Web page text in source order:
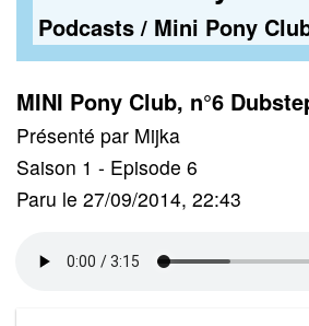
Podcasts/ Mini Pony
MINI Pony Club, n°6
Présenté par Mijka
Saison 1 - Episode 6
Paru le 27/09/2014, 22:43